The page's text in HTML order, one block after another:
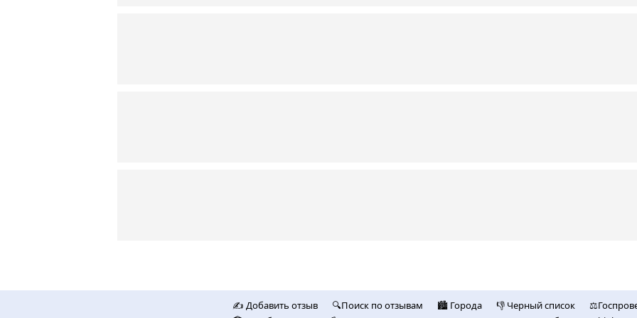
✍️ Добавить отзыв 🔍Поиск по отзывам 🏙️ Городa 👎 Черный список